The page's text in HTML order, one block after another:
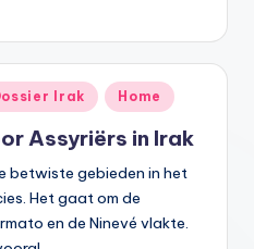
Irak Home
Assyriërs in Irak
betwiste gebieden in het
Het gaat om de
en de Ninevé vlakte.